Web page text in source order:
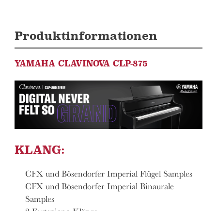
Produktinformationen
YAMAHA CLAVINOVA CLP-875
KLANG:
CFX und Bösendorfer Imperial Flügel Samples
CFX und Bösendorfer Imperial Binaurale
Samples